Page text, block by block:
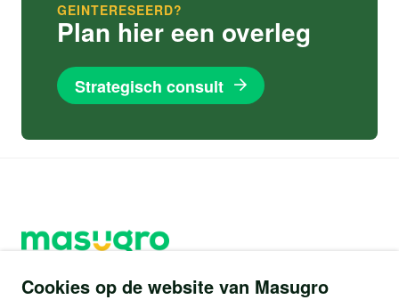
GEINTERESEERD?
Plan hier een overleg
Strategisch consult
088 040 8200
Cookies op de website van Masugro